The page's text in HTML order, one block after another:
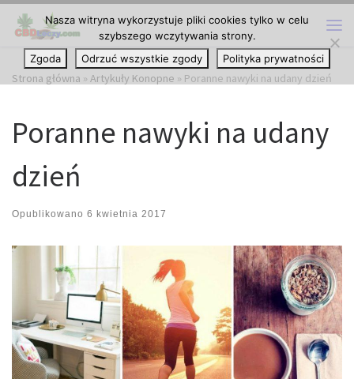
Przejdź do treści
Strona główna » Artykuły Konopne » Poranne nawyki na udany dzień
Poranne nawyki na udany
dzień
Opublikowano 6 kwietnia 2017
Nasza witryna wykorzystuje pliki cookies tylko w celu
szybszego wczytywania strony.
Zgoda
Odrzuć wszystkie zgody Polityka prywatności